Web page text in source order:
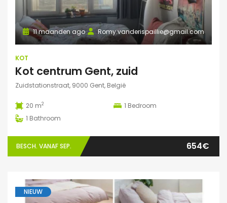
Romy.vanderispaillie@gmail.com
11 maanden ago
KOT
Kot centrum Gent, zuid
Zuidstationstraat, 9000 Gent, België
20 m2 1 Bedroom
1 Bathroom
BESCH. VANAF SEP. 654€
NIEUW